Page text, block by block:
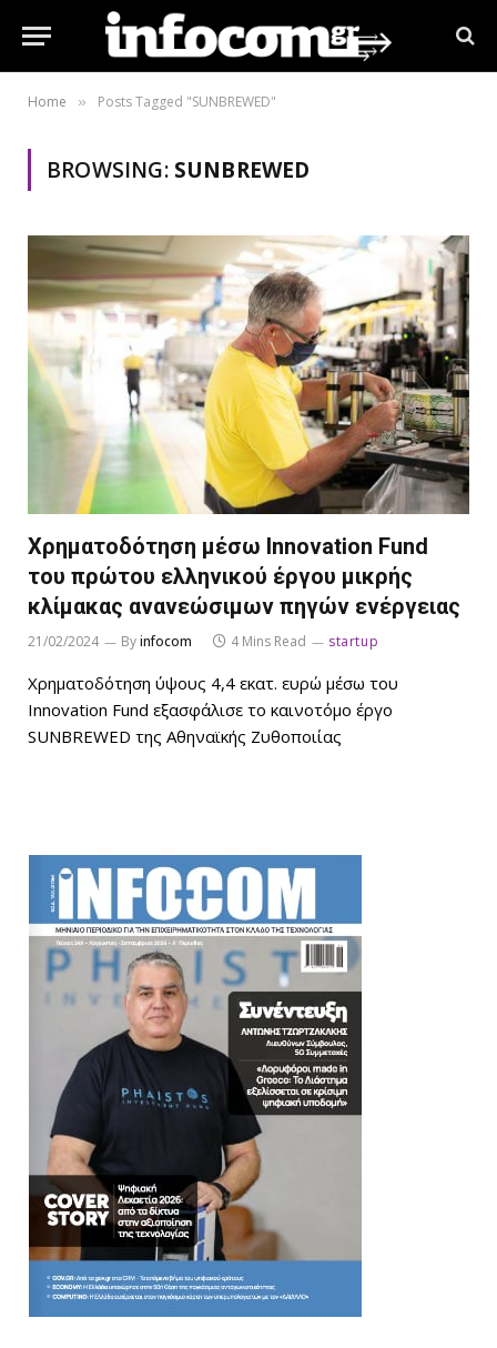
Home » Posts Tagged "SUNBREWED"
BROWSING: SUNBREWED
Χρηματοδότηση μέσω Innovation Fund
του πρώτου ελληνικού έργου μικρής
κλίμακας ανανεώσιμων πηγών ενέργειας
21/02/2024 Byinfocom 4 Mins Read startup
Χρηματοδότηση ύψους 4,4 εκατ. ευρώ μέσω του
Innovation Fund εξασφάλισε το καινοτόμο έργο
SUNBREWED της Αθηναϊκής Ζυθοποιίας